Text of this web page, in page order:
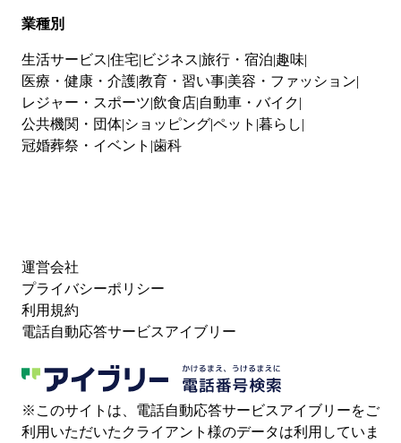
業種別
生活サービス 住宅 ビジネス 旅行・宿泊 趣味
医療・健康・介護教育・習い事 美容・ファッション
レジャー・スポーツ 飲食店 自動車・バイク
公共機関・団体 ショッピングペット 暮らし
冠婚葬祭・イベント 歯科
運営会社
プライバシーポリシー
利用規約
電話自動応答サービスアイブリー
※このサイトは、電話自動応答サービスアイブリーをご
利用いただいたクライアント様のデータは利用していま